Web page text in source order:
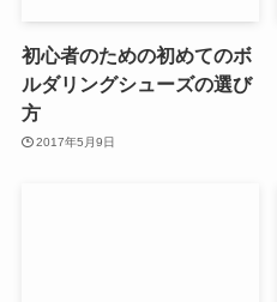
初心者のための初めてのボ
ルダリングシューズの選び
方
2017年5月9日